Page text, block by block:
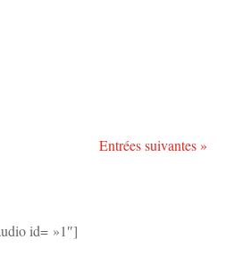
Entrées suivantes »
id= »1″]